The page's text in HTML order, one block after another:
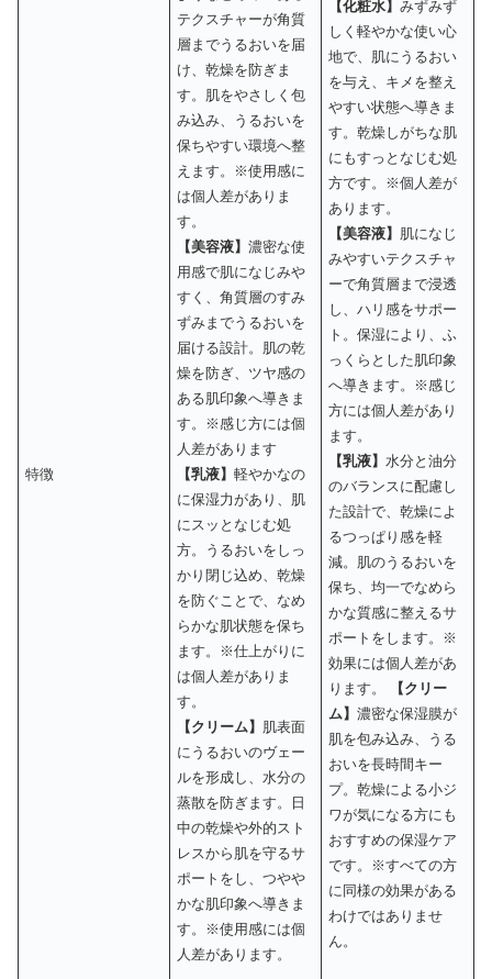
特徴
テクスチャーが角質
層までうるおいを届
け、乾燥を防ぎま
す。肌をやさしく包
み込み、うるおいを
保ちやすい環境へ整
えます。※使用感に
は個人差がありま
す。
【美容液】濃密な使
用感で肌になじみや
すく、角質層のすみ
ずみまでうるおいを
届ける設計。肌の乾
燥を防ぎ、ツヤ感の
ある肌印象へ導きま
す。※感じ方には個
人差があります
【乳液】軽やかなの
に保湿力があり、肌
にスッとなじむ処
方。うるおいをしっ
かり閉じ込め、乾燥
を防ぐことで、なめ
らかな肌状態を保ち
ます。※仕上がりに
は個人差がありま
す。
【クリーム】
肌表面
にうるおいのヴェー
ルを形成し、水分の
蒸散を防ぎます。日
中の乾燥や外的スト
レスから肌を守るサ
ポートをし、つやや
かな肌印象へ導きま
す。※使用感には個
人差があります。
【化粧水】みずみず
しく軽やかな使い心
地で、肌にうるおい
を与え、キメを整え
やすい状態へ導きま
す。乾燥しがちな肌
にもすっとなじむ処
方です。※個人差が
あります。
【美容液】
肌になじ
みやすいテクスチャ
ーで角質層まで浸透
し、ハリ感をサポー
ト。保湿により、ふ
っくらとした肌印象
へ導きます。※感じ
方には個人差があり
ます。
【乳液】 水分と油分
のバランスに配慮し
た設計で、乾燥によ
るつっぱり感を軽
減。肌のうるおいを
保ち、均一でなめら
かな質感に整えるサ
ポートをします。※
効果には個人差があ
ります。
【クリー
ム】濃密な保湿膜が
肌を包み込み、うる
おいを長時間キー
プ。乾燥による小ジ
ワが気になる方にも
おすすめの保湿ケア
です。※すべての方
に同様の効果がある
わけではありませ
ん。